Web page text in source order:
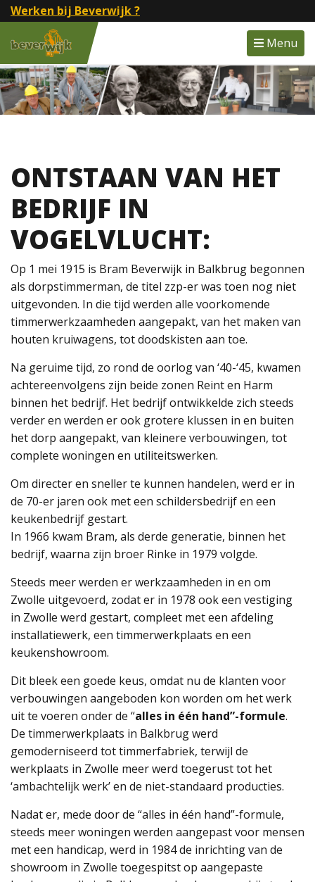
Werken bij Beverwijk ?
Menu
ONTSTAAN VAN HET
BEDRIJF IN
VOGELVLUCHT:
Op 1 mei 1915 is Bram Beverwijk in Balkbrug begonnen
als dorpstimmerman, de titel zzp-er was toen nog niet
uitgevonden. In die tijd werden alle voorkomende
timmerwerkzaamheden aangepakt, van het maken van
houten kruiwagens, tot doodskisten aan toe.
Na geruime tijd, zo rond de oorlog van ‘40-‘45, kwamen
achtereenvolgens zijn beide zonen Reint en Harm
binnen het bedrijf. Het bedrijf ontwikkelde zich steeds
verder en werden er ook grotere klussen in en buiten
het dorp aangepakt, van kleinere verbouwingen, tot
complete woningen en utiliteitswerken.
Om directer en sneller te kunnen handelen, werd er in
de 70-er jaren ook met een schildersbedrijf en een
keukenbedrijf gestart.
In 1966 kwam Bram, als derde generatie, binnen het
bedrijf, waarna zijn broer Rinke in 1979 volgde.
Steeds meer werden er werkzaamheden in en om
Zwolle uitgevoerd, zodat er in 1978 ook een vestiging
in Zwolle werd gestart, compleet met een afdeling
installatiewerk, een timmerwerkplaats en een
keukenshowroom.
Dit bleek een goede keus, omdat nu de klanten voor
verbouwingen aangeboden kon worden om het werk
uit te voeren onder de “alles in één hand”-formule.
De timmerwerkplaats in Balkbrug werd
gemoderniseerd tot timmerfabriek, terwijl de
werkplaats in Zwolle meer werd toegerust tot het
‘ambachtelijk werk’ en de niet-standaard producties.
Nadat er, mede door de “alles in één hand”-formule,
steeds meer woningen werden aangepast voor mensen
met een handicap, werd in 1984 de inrichting van de
showroom in Zwolle toegespitst op aangepaste